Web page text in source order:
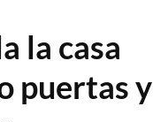
la casa
puertas y